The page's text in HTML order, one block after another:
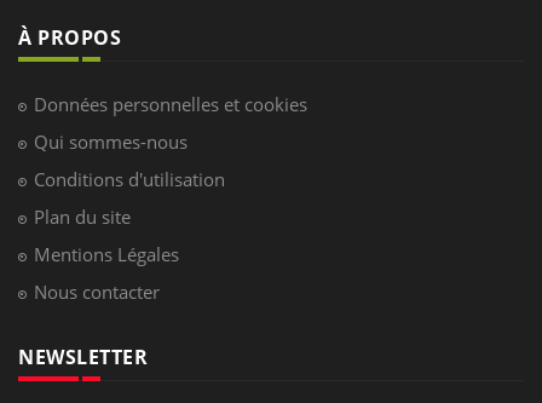
À PROPOS
Données personnelles et cookies
Qui sommes-nous
Conditions d'utilisation
Plan du site
Mentions Légales
Nous contacter
NEWSLETTER